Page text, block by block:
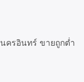
ครอินทร์ ขายถูกต่ำ